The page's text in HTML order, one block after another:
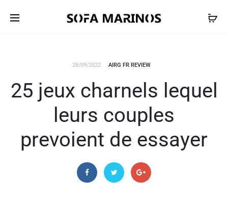
28/09/2022 AIRG FR REVIEW
25 jeux charnels lequel
leurs couples
prevoient de essayer